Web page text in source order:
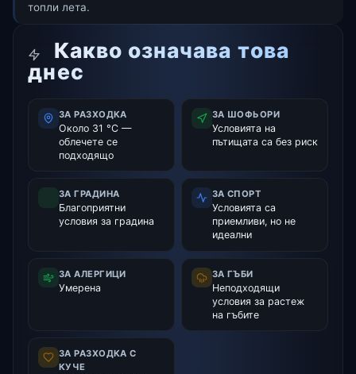
топли лета.
Какво означава това
днес
ЗА РАЗХОДКА
Около 31 °C —
облечете се
подходящо
ЗА ШОФЬОРИ
Условията на
пътищата са без риск
ЗА ГРАДИНА
Благоприятни
условия за градина
ЗА СПОРТ
Условията са
приемливи, но не
идеални
ЗА АЛЕРГИЦИ
Умерена
ЗА ГЪБИ
Неподходящи
условия за растеж
на гъбите
ЗА РАЗХОДКА С
КУЧЕ